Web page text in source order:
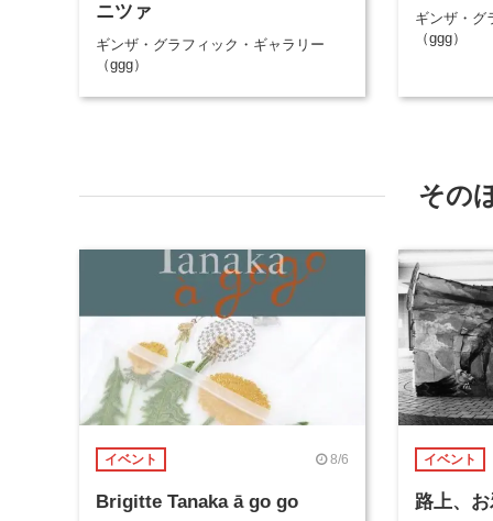
ニツァ
ギンザ・グラフィック・ギャラリー
（ggg）
ギンザ・グ
（ggg）
その
イベント 8/6
Brigitte Tanaka ā go go
イベント
路上、